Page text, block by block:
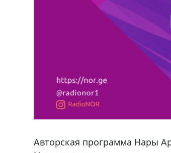
Авторская программа Нары